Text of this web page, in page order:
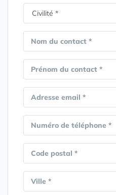
Nom du contact *
Prénom du contact *
Adresse email *
Numéro de téléphone *
Code postal *
Ville *